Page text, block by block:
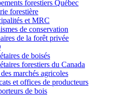
forestiers Québec
forestière
et MRC
de conservation
de la forêt privée
de boisés
forestiers du Canada
marchés agricoles
et offices de producteurs
de bois